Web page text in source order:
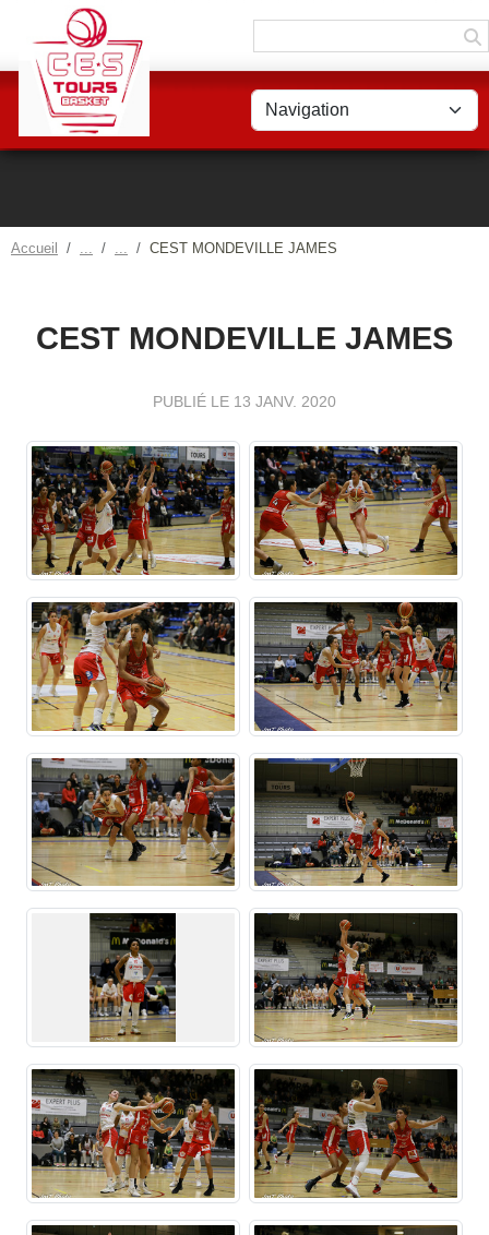
Accueil CEST MONDEVILLE JAMES
CEST MONDEVILLE JAMES
PUBLIÉ LE 13 JANV. 2020
Panneau de gestion des cookies